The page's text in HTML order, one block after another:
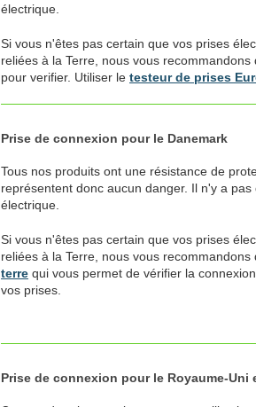
électrique.
Si vous n'êtes pas certain que vos prises
reliées à la Terre, nous vous
pour verifier. Utiliser le testeur de prises
Prise de connexion pour le Danemark
Tous nos produits ont une résistance de
représentent donc aucun danger. Il n'y a
électrique.
Si vous n'êtes pas certain que vos prises
reliées à la Terre, nous vous recommandons
terre qui vous permet de vérifier la
vos prises.
Prise de connexion pour le Royaume-Uni